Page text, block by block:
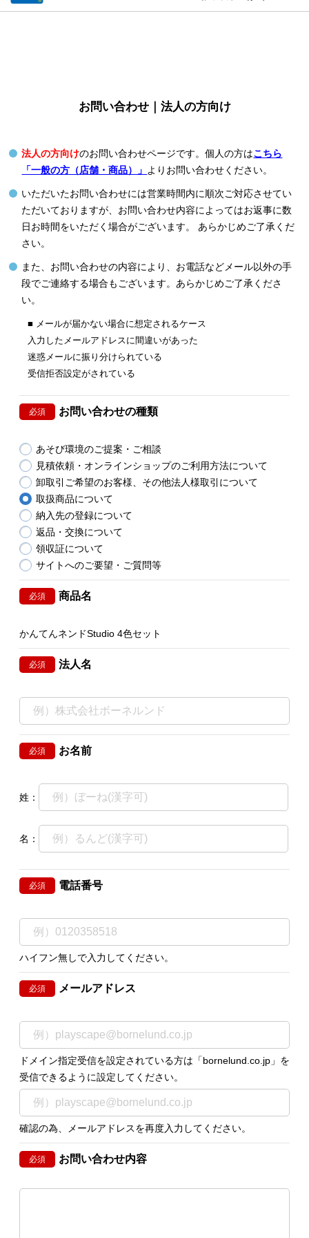
お問い合わせ｜法人の方向け
法人の方向けのお問い合わせページです。個人の方はこちら
「一般の方（店舗・商品）」 よりお問い合わせください。
いただいたお問い合わせには営業時間内に順次ご対応させてい
ただいておりますが、お問い合わせ内容によってはお返事に数
日お時間をいただく場合がございます。 あらかじめご了承くだ
さい。
また、お問い合わせの内容により、お電話などメール以外の手
段でご連絡する場合もございます。あらかじめご了承くださ
い。
■ メールが届かない場合に想定されるケース
入力したメールアドレスに間違いがあった
迷惑メールに振り分けられている
受信拒否設定がされている
必須 お問い合わせの種類
あそび環境のご提案・ご相談
見積依頼・オンラインショップのご利用方法について
卸取引ご希望のお客様、その他法人様取引について
取扱商品について
納入先の登録について
返品・交換について
領収証について
サイトへのご要望・ご質問等
必須 商品名
かんてんネンドStudio 4色セット
必須 法人名
必須 お名前
姓：
名：
必須 電話番号
ハイフン無しで入力してください。
必須 メールアドレス
ドメイン指定受信を設定されている方は「bornelund.co.jp」を
受信できるように設定してください。
確認の為、メールアドレスを再度入力してください。
必須 お問い合わせ内容